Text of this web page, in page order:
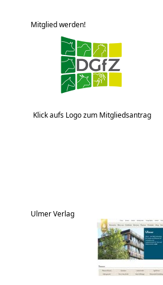
Mitglied werden!
Klick aufs Logo zum Mitgliedsantrag
Ulmer Verlag